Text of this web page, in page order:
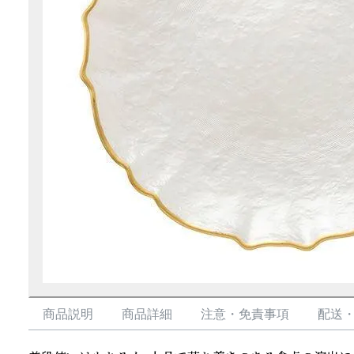
商品説明 商品詳細 注意・免責事項 配送